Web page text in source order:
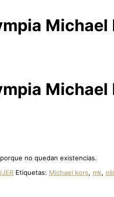
Michael
Michael
no quedan existencias.
Etiquetas: Michael kors, mk,